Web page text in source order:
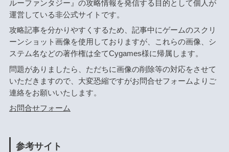
ルーファンタジー』の攻略情報を発信する目的として個人が
運営している非公式サイトです。
攻略記事を分かりやすくするため、記事中にゲームのスクリ
ーンショット画像を使用しておりますが、これらの画像、シ
ステム名などの著作権は全てCygames様に帰属します。
問題がありましたら、ただちに画像の削除等の対応をさせて
いただきますので、大変恐縮ですがお問合せフォームよりご
連絡をお願いいたします。
お問合せフォーム
参考サイト